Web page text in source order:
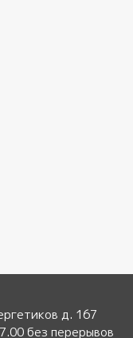
д. 167
без перерывов